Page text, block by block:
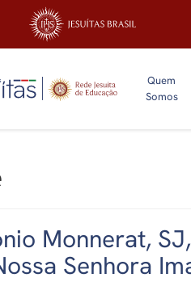
Quem
Somos
Monnerat,
Senhora